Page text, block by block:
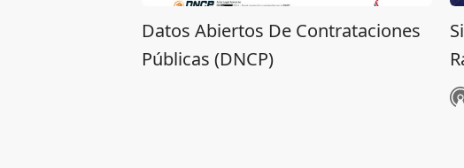
Datos Abiertos De Contrataciones
Públicas (DNCP)